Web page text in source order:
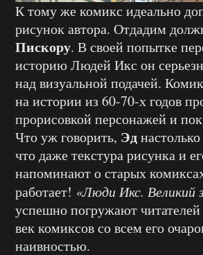
К тому же комикс идеально
рисунок автора. Отдадим
Пискору. В своей попытке
историю Людей Икс он
над визуальной подачей.
на истории из 60-70-х годов
прорисовкой персонажей и
Что уж говорить, Эд
что даже текстура рисунка и
напоминают о старых
работает! «Люди Икс. Великий
успешно погружают
век комиксов со всем его
наивностью.